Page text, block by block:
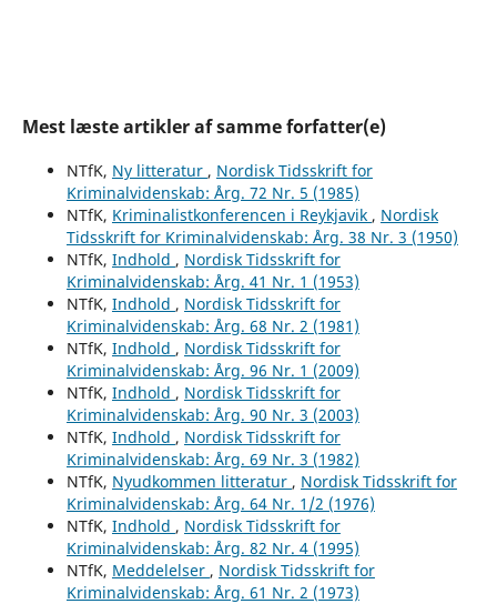
Mest læste artikler af samme forfatter(e)
NTfK, Ny litteratur , Nordisk Tidsskrift for
Kriminalvidenskab: Årg. 72 Nr. 5 (1985)
NTfK, Kriminalistkonferencen i Reykjavik , Nordisk
Tidsskrift for Kriminalvidenskab: Årg. 38 Nr. 3 (1950)
NTfK, Indhold , Nordisk Tidsskrift for
Kriminalvidenskab: Årg. 41 Nr. 1 (1953)
NTfK, Indhold , Nordisk Tidsskrift for
Kriminalvidenskab: Årg. 68 Nr. 2 (1981)
NTfK, Indhold , Nordisk Tidsskrift for
Kriminalvidenskab: Årg. 96 Nr. 1 (2009)
NTfK, Indhold , Nordisk Tidsskrift for
Kriminalvidenskab: Årg. 90 Nr. 3 (2003)
NTfK, Indhold , Nordisk Tidsskrift for
Kriminalvidenskab: Årg. 69 Nr. 3 (1982)
NTfK, Nyudkommen litteratur , Nordisk Tidsskrift for
Kriminalvidenskab: Årg. 64 Nr. 1/2 (1976)
NTfK, Indhold , Nordisk Tidsskrift for
Kriminalvidenskab: Årg. 82 Nr. 4 (1995)
NTfK, Meddelelser , Nordisk Tidsskrift for
Kriminalvidenskab: Årg. 61 Nr. 2 (1973)